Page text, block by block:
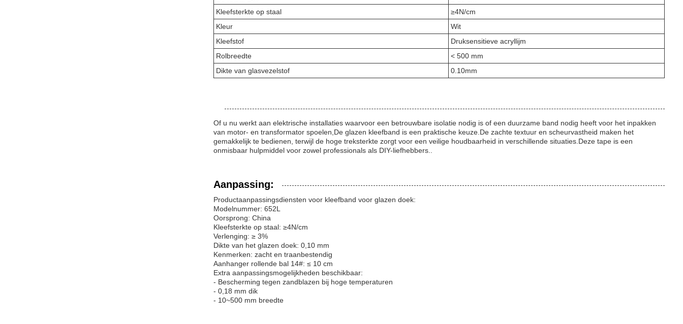
Kleefsterkte op staal
≥4N/cm
Kleur
Wit
Kleefstof
Druksensitieve acryllijm
Rolbreedte
< 500 mm
Dikte van glasvezelstof
0.10mm
Of u nu werkt aan elektrische installaties waarvoor een betrouwbare isolatie nodig is of een duurzame band nodig heeft voor het inpakken
van motor- en transformator spoelen,De glazen kleefband is een praktische keuze.De zachte textuur en scheurvastheid maken het
gemakkelijk te bedienen, terwijl de hoge treksterkte zorgt voor een veilige houdbaarheid in verschillende situaties.Deze tape is een
onmisbaar hulpmiddel voor zowel professionals als DIY-liefhebbers..
Aanpassing:
Productaanpassingsdiensten voor kleefband voor glazen doek:
Modelnummer: 652L
Oorsprong: China
Kleefsterkte op staal: ≥4N/cm
Verlenging: ≥ 3%
Dikte van het glazen doek: 0,10 mm
Kenmerken: zacht en traanbestendig
Aanhanger rollende bal 14#: ≤ 10 cm
Extra aanpassingsmogelijkheden beschikbaar:
- Bescherming tegen zandblazen bij hoge temperaturen
- 0,18 mm dik
- 10~500 mm breedte